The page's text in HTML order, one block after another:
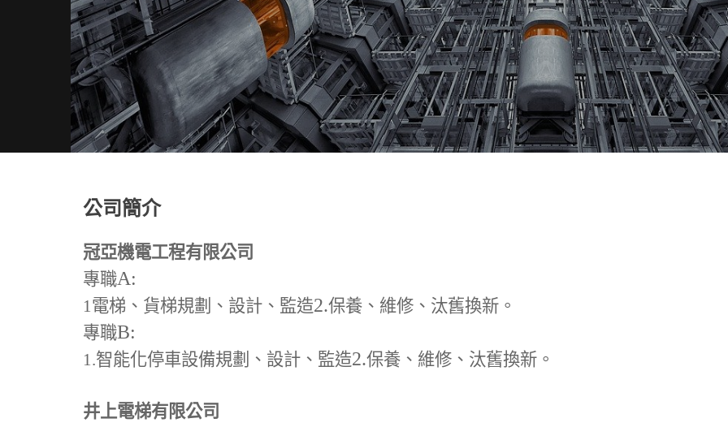
公司簡介
冠亞機電工程有限公司
專職A:
1電梯、貨梯規劃、設計、監造2.保養、維修、汰舊換新。
專職B:
1.智能化停車設備規劃、設計、監造2.保養、維修、汰舊換新。
井上電梯有限公司